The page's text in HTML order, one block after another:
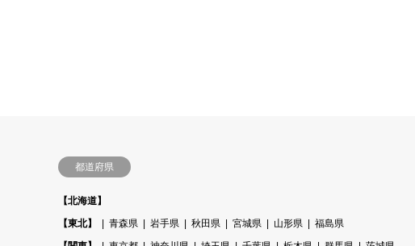
都道府県
【北海道】
【東北】
青森県 岩手県 秋田県 宮城県 山形県
福島県